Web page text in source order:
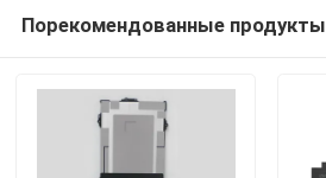
Порекомендованные продукты